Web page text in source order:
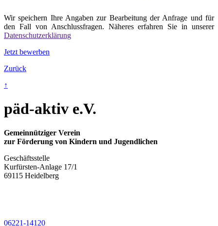
Wir speichern Ihre Angaben zur Bearbeitung der Anfrage und für
den Fall von An­schluss­fragen. Näheres erfahren Sie in unserer
Datenschutzerklärung
Jetzt bewerben
Zurück
↑
päd-aktiv e.V.
Gemeinnütziger Verein
zur Förderung von Kindern und Jugendlichen
Geschäftsstelle
Kurfürsten-Anlage 17/1
69115 Heidelberg
06221-14120